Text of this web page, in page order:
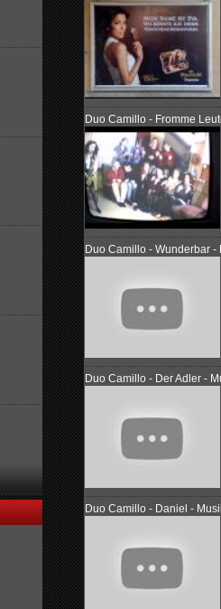
Duo Camillo - Fromme
Duo Camillo - Wunderbar -
Duo Camillo - Der Adler -
Duo Camillo - Daniel -